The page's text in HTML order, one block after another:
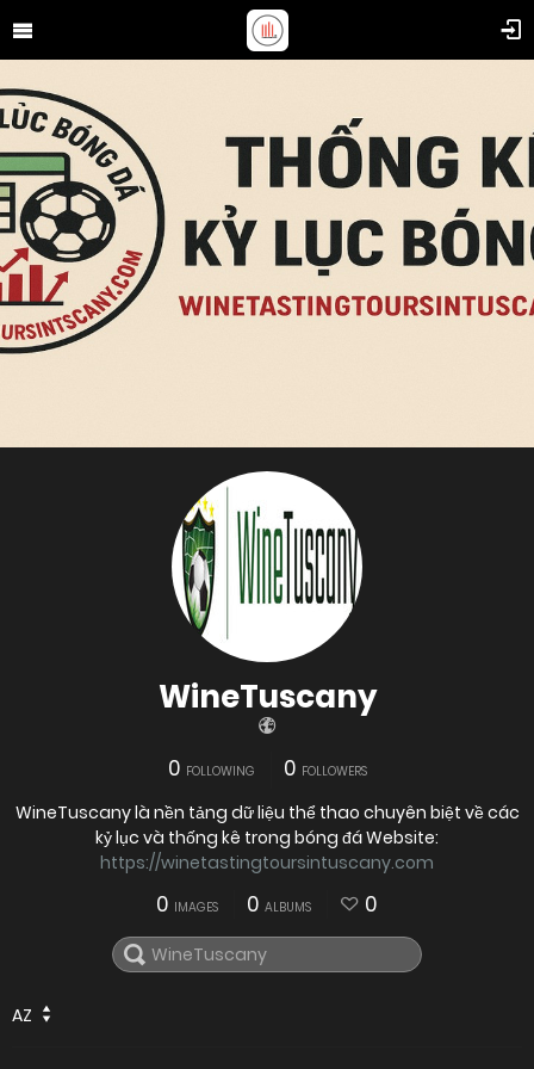
WineTuscany
0 FOLLOWING 0 FOLLOWERS
WineTuscany là nền tảng dữ liệu thể thao chuyên biệt về các
kỷ lục và thống kê trong bóng đá Website:
https://winetastingtoursintuscany.com
0 IMAGES 0 ALBUMS 0
AZ